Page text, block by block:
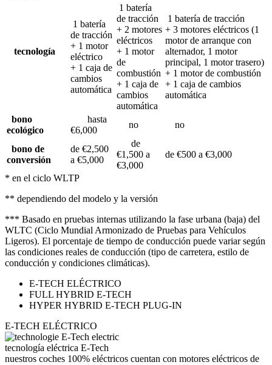
tecnología
1 batería
de tracción
+ 1 motor
eléctrico
+ 1 caja de
cambios
automática
1 batería
de tracción
+ 2 motores
eléctricos
+ 1 motor
de
combustión
+ 1 caja de
cambios
automática
1 batería de tracción
+ 3 motores eléctricos (1
motor de arranque con
alternador, 1 motor
principal, 1 motor trasero)
+ 1 motor de combustión
+ 1 caja de cambios
automática
bono
ecológico
hasta
€6,000
no no
bono de
conversión
de €2,500
a €5,000
de
€1,500 a
€3,000
de €500 a €3,000
* en el ciclo WLTP
** dependiendo del modelo y la versión
*** Basado en pruebas internas utilizando la fase urbana (baja) del
WLTC (Ciclo Mundial Armonizado de Pruebas para Vehículos
Ligeros). El porcentaje de tiempo de conducción puede variar según
las condiciones reales de conducción (tipo de carretera, estilo de
conducción y condiciones climáticas).
E-TECH ELÉCTRICO
FULL HYBRID E-TECH
HYPER HYBRID E-TECH PLUG-IN
E-TECH ELÉCTRICO
tecnología eléctrica E-Tech
nuestros coches 100% eléctricos cuentan con motores eléctricos de